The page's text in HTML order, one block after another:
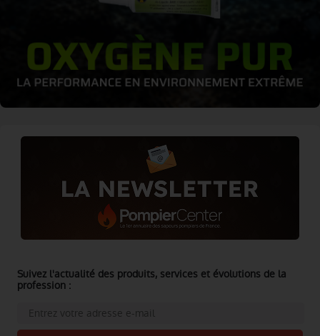
Suivez l'actualité des produits, services et évolutions de la
profession :